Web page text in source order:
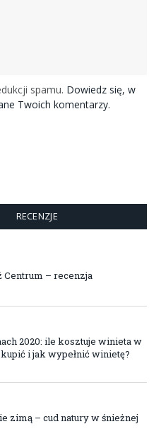
spamu. Dowiedz się, w
Twoich komentarzy.
RECENZJE
Centrum – recenzja
2020: ile kosztuje winieta w
i jak wypełnić winietę?
zimą – cud natury w śnieżnej